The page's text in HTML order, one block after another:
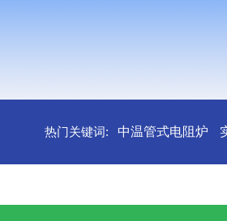
热门关键词: 中温管式电阻炉